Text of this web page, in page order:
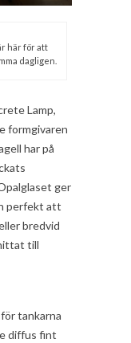
här för att
dagligen.
Lamp,
formgivaren
har på
ger
perfekt att
bredvid
till
tankarna
diffus fint